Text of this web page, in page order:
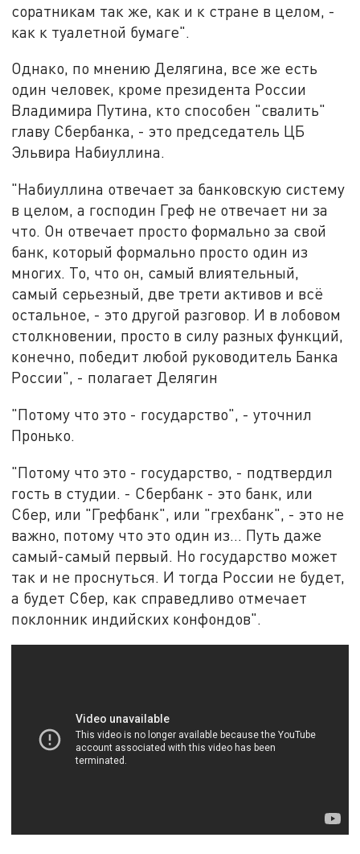
соратникам так же, как и к стране в целом, -
как к туалетной бумаге".
Однако, по мнению Делягина, все же есть
один человек, кроме президента России
Владимира Путина, кто способен "свалить"
главу Сбербанка, - это председатель ЦБ
Эльвира Набиуллина.
"Набиуллина отвечает за банковскую систему
в целом, а господин Греф не отвечает ни за
что. Он отвечает просто формально за свой
банк, который формально просто один из
многих. То, что он, самый влиятельный,
самый серьезный, две трети активов и всё
остальное, - это другой разговор. И в лобовом
столкновении, просто в силу разных функций,
конечно, победит любой руководитель Банка
России", - полагает Делягин
"Потому что это - государство", - уточнил
Пронько.
"Потому что это - государство, - подтвердил
гость в студии. - Сбербанк - это банк, или
Сбер, или "Грефбанк", или "грехбанк", - это не
важно, потому что это один из… Путь даже
самый-самый первый. Но государство может
так и не проснуться. И тогда России не будет,
а будет Сбер, как справедливо отмечает
поклонник индийских конфондов".